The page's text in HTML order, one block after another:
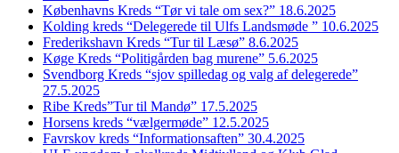
Københavns Kreds “Tør vi tale om sex?” 18.6.2025
Kolding kreds “Delegerede til Ulfs Landsmøde ” 10.6.2025
Frederikshavn Kreds “Tur til Læsø” 8.6.2025
Køge Kreds “Politigården bag murene” 5.6.2025
Svendborg Kreds “sjov spilledag og valg af delegerede”
27.5.2025
Ribe Kreds”Tur til Mandø” 17.5.2025
Horsens kreds “vælgermøde” 12.5.2025
Favrskov kreds “Informationsaften” 30.4.2025